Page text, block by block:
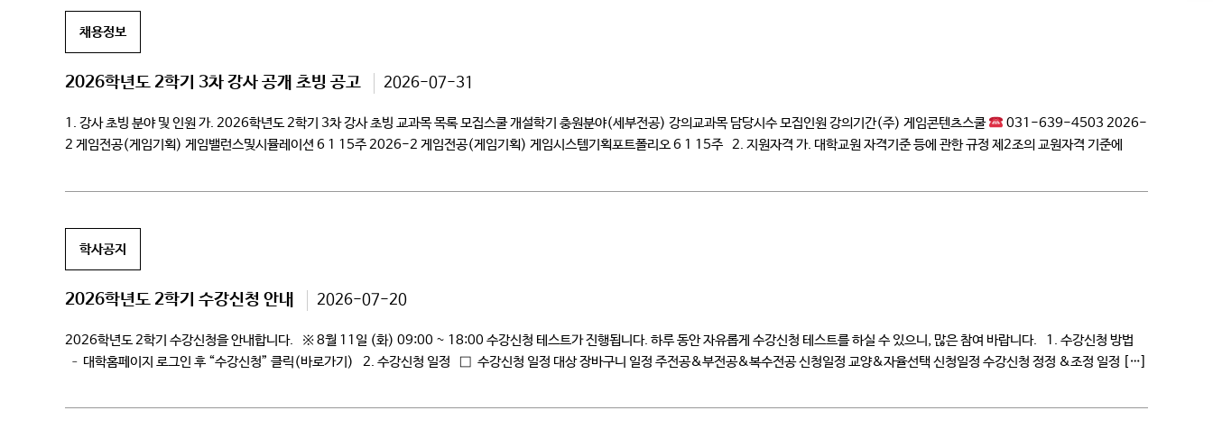
채용정보
2026학년도 2학기 3차 강사 공개 초빙 공고 2026-07-31
1. 강사 초빙 분야 및 인원 가. 2026학년도 2학기 3차 강사 초빙 교과목 목록 모집스쿨 개설학기 충원분야(세부전공) 강의교과목 담당시수 모집인원 강의기간(주) 게임콘텐츠스쿨
031-639-4503 2026-
2 게임전공(게임기획) 게임밸런스및시뮬레이션 6 1 15주 2026-2 게임전공(게임기획) 게임시스템기획포트폴리오 6 1 15주 2. 지원자격 가. 대학교원 자격기준 등에 관한 규정 제2조의 교원자격 기준에
학사공지
2026학년도 2학기 수강신청 안내 2026-07-20
2026학년도 2학기 수강신청을 안내합니다. ※ 8월 11일 (화) 09:00 ~ 18:00 수강신청 테스트가 진행됩니다. 하루 동안 자유롭게 수강신청 테스트를 하실 수 있으니, 많은 참여 바랍니다. 1. 수강신청 방법
– 대학홈페이지 로그인 후 “수강신청” 클릭(바로가기) 2. 수강신청 일정 □ 수강신청 일정 대상 장바구니 일정 주전공&부전공&복수전공 신청일정 교양&자율선택 신청일정 수강신청 정정 &조정 일정 […]